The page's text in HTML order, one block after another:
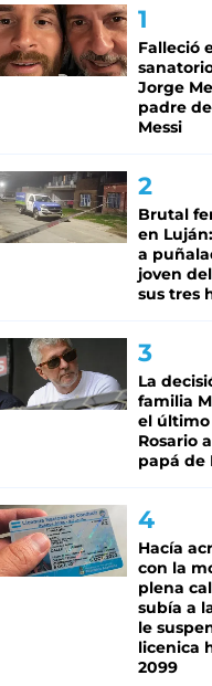
Falleció
Jorge
padre
Messi
Brutal
en
a
joven
sus tres
La
familia
el último
Rosario
papá de
Hacía
con la
plena
subía a
le
licenica
2099